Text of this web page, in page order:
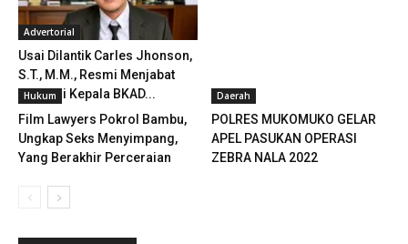
Advertorial
Usai Dilantik Carles Jhonson,
S.T., M.M., Resmi Menjabat
sebagai Kepala BKAD...
Hukum
Film Lawyers Pokrol Bambu,
Ungkap Seks Menyimpang,
Yang Berakhir Perceraian
Daerah
POLRES MUKOMUKO GELAR
APEL PASUKAN OPERASI
ZEBRA NALA 2022